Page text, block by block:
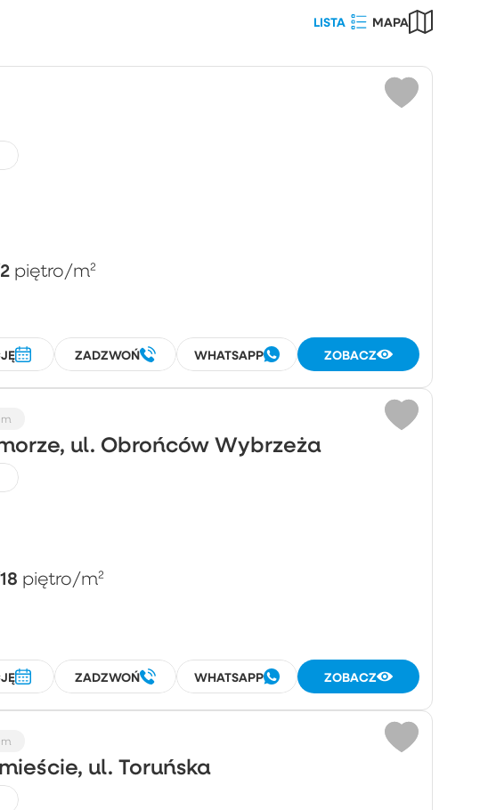
LISTA MAPA
piętro/m²
ZADZWOŃ WHATSAPP ZOBACZ
ul. Obrońców Wybrzeża
piętro/m²
ZADZWOŃ WHATSAPP ZOBACZ
ul. Toruńska